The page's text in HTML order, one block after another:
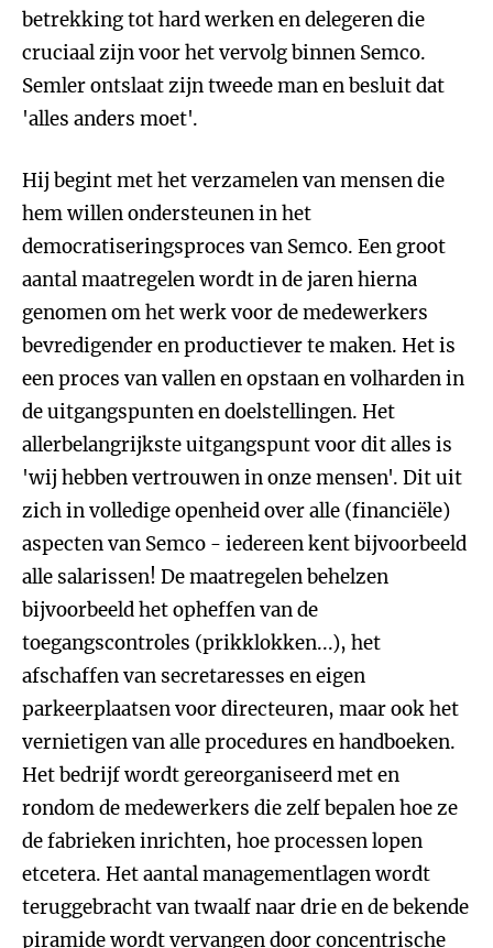
betrekking tot hard werken en delegeren die
cruciaal zijn voor het vervolg binnen Semco.
Semler ontslaat zijn tweede man en besluit dat
'alles anders moet'.
Hij begint met het verzamelen van mensen die
hem willen ondersteunen in het
democratiseringsproces van Semco. Een groot
aantal maatregelen wordt in de jaren hierna
genomen om het werk voor de medewerkers
bevredigender en productiever te maken. Het is
een proces van vallen en opstaan en volharden in
de uitgangspunten en doelstellingen. Het
allerbelangrijkste uitgangspunt voor dit alles is
'wij hebben vertrouwen in onze mensen'. Dit uit
zich in volledige openheid over alle (financiële)
aspecten van Semco - iedereen kent bijvoorbeeld
alle salarissen! De maatregelen behelzen
bijvoorbeeld het opheffen van de
toegangscontroles (prikklokken...), het
afschaffen van secretaresses en eigen
parkeerplaatsen voor directeuren, maar ook het
vernietigen van alle procedures en handboeken.
Het bedrijf wordt gereorganiseerd met en
rondom de medewerkers die zelf bepalen hoe ze
de fabrieken inrichten, hoe processen lopen
etcetera. Het aantal managementlagen wordt
teruggebracht van twaalf naar drie en de bekende
piramide wordt vervangen door concentrische